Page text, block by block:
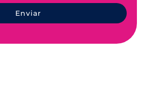
Enviar